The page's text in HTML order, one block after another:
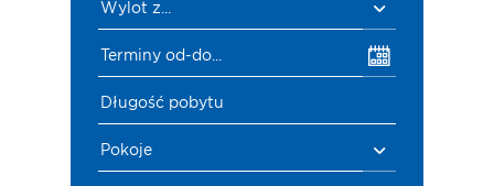
Wylot z...
Terminy od-do...
Długość pobytu
Pokoje